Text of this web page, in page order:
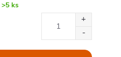
>5 ks